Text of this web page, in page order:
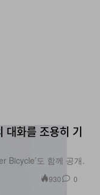
화를 조용히 기
Bicycle’도 함께 공개.
930 0